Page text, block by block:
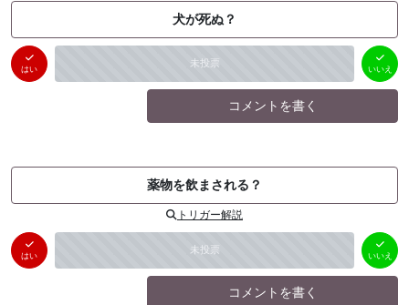
犬が死ぬ？
はい 未投票
いいえ
（ 0件）
いいえ
コメントを書く
薬物を飲まされる？
トリガー解説
はい 未投票
いいえ
（ 0件）
いいえ
コメントを書く